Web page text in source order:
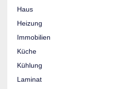
Haus
Heizung
Immobilien
Küche
Kühlung
Laminat